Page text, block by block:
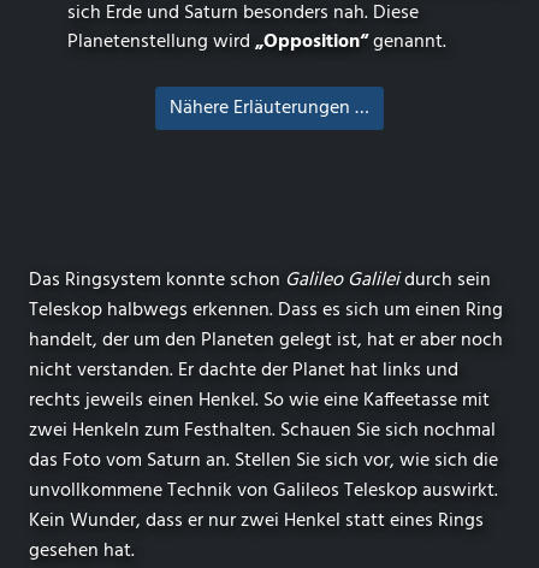
sich Erde und Saturn besonders nah. Diese
Planetenstellung wird„Opposition“genannt.
Nähere Erläuterungen …
Das Ringsystem konnte schon Galileo Galileidurch sein
Teleskop halbwegs erkennen. Dass es sich um einen Ring
handelt, der um den Planeten gelegt ist, hat er aber noch
nicht verstanden. Er dachte der Planet hat links und
rechts jeweils einen Henkel. So wie eine Kaffeetasse mit
zwei Henkeln zum Festhalten. Schauen Sie sich nochmal
das Foto vom Saturn an. Stellen Sie sich vor, wie sich die
unvollkommene Technik von Galileos Teleskop auswirkt.
Kein Wunder, dass er nur zwei Henkel statt eines Rings
gesehen hat.